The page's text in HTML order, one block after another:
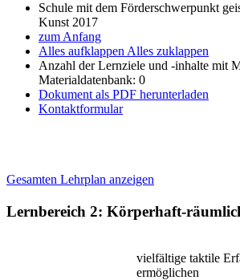
Schule mit dem Förderschwerpunkt
Kunst 2017
zum Anfang
Alles aufklappen Alles zuklappen
Anzahl der Lernziele und -inhalte mit
Materialdatenbank: 0
Dokument als PDF herunterladen
Kontaktformular
Gesamten Lehrplan anzeigen
Lernbereich 2: Körperhaft-
vielfältige taktile
ermöglichen